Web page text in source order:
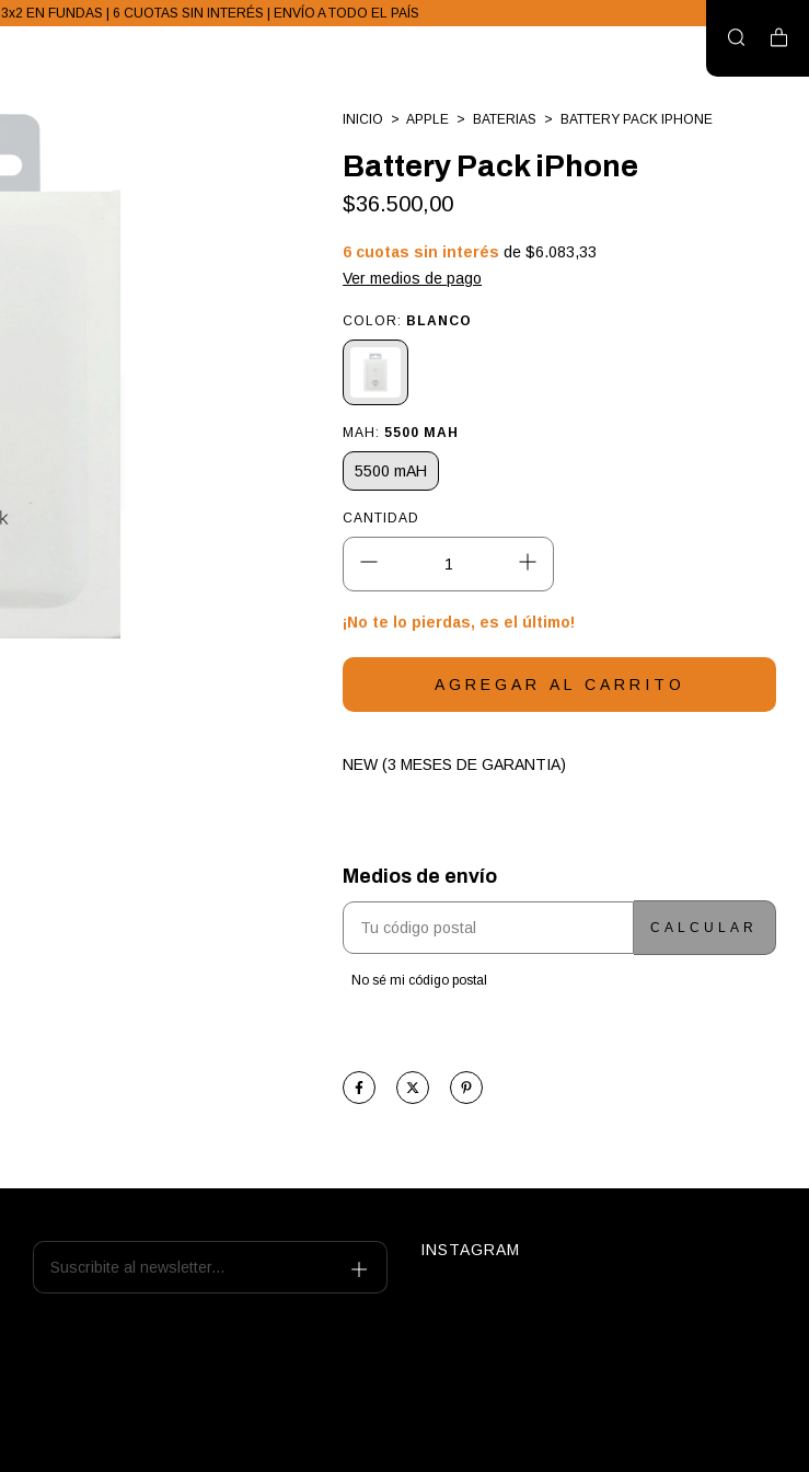
3x2 EN FUNDAS | 6 CUOTAS SIN INTERÉS | ENVÍO A TODO EL PAÍS
INICIO > APPLE > BATERIAS > BATTERY PACK IPHONE
Battery Pack iPhone
$36.500,00
6 cuotas sin interés de$6.083,33
Ver medios de pago
COLOR: BLANCO
MAH:5500 MAH
5500 mAH
CANTIDAD
¡No te lo pierdas, es el último!
NEW (3 MESES DE GARANTIA)
ENTREGAS PARA EL CP:
Medios de envío
CALCULAR
No sé mi código postal
INSTAGRAM